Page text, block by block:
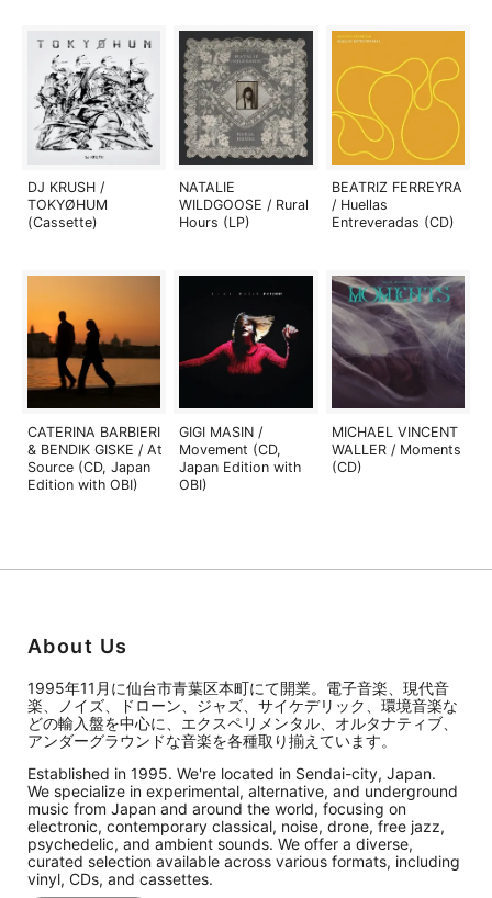
DJ KRUSH /
TOKYØHUM
(Cassette)
NATALIE
WILDGOOSE / Rural
Hours (LP)
BEATRIZ FERREYRA
/ Huellas
Entreveradas (CD)
CATERINA BARBIERI
& BENDIK GISKE / At
Source (CD, Japan
Edition with OBI)
GIGI MASIN /
Movement (CD,
Japan Edition with
OBI)
MICHAEL VINCENT
WALLER / Moments
(CD)
About Us
1995年11月に仙台市青葉区本町にて開業。電子音楽、現代音
楽、ノイズ、ドローン、ジャズ、サイケデリック、環境音楽な
どの輸入盤を中心に、エクスペリメンタル、オルタナティブ、
アンダーグラウンドな音楽を各種取り揃えています。
Established in 1995. We're located in Sendai-city, Japan.
We specialize in experimental, alternative, and underground
music from Japan and around the world, focusing on
electronic, contemporary classical, noise, drone, free jazz,
psychedelic, and ambient sounds. We offer a diverse,
curated selection available across various formats, including
vinyl, CDs, and cassettes.